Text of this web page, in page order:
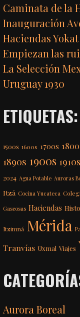
Caminata de la
Inauguración
Haciendas Yokat
Empiezan las
La Selección
Uruguay 1930
ETIQUETAS:
1500s 1600s 1700s
1890s 1900s 1910s
2024 Agua Potable Auroras
Itzá Cocina Yucateca
Gaseosas Haciendas
Itzimná Mérida
Tranvías Uxmal Viajes
Aurora Boreal